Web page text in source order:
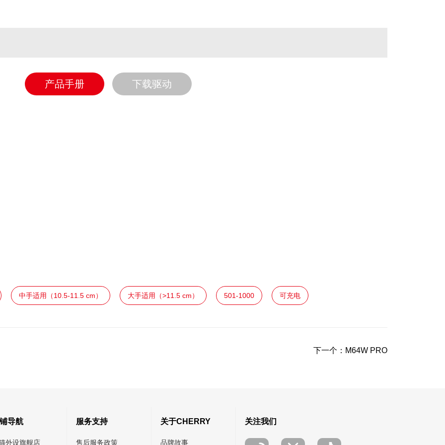
产品手册 下载驱动
中手适用（10.5-11.5 cm） 大手适用（>11.5 cm） 501-1000 可充电
下一个： M64W PRO
导航
外设旗舰店
服务支持
售后服务政策
关于CHERRY
品牌故事
关注我们